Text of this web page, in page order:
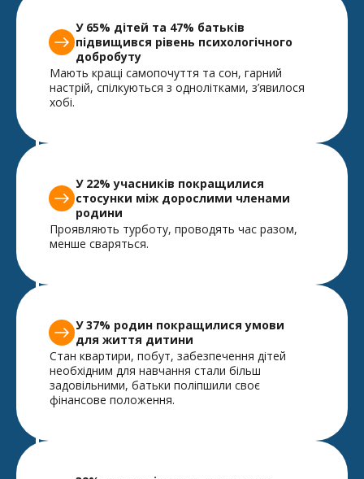
У 65% дітей та 47% батьків
підвищився рівень психологічного
добробуту
Мають кращі самопочуття та сон, гарний
настрій, спілкуються з однолітками, з’явилося
хобі.
У 22% учасників покращилися
стосунки між дорослими членами
родини
Проявляють турботу, проводять час разом,
менше сваряться.
У 37% родин покращилися умови
для життя дитини
Стан квартири, побут, забезпечення дітей
необхідним для навчання стали більш
задовільними, батьки поліпшили своє
фінансове положення.